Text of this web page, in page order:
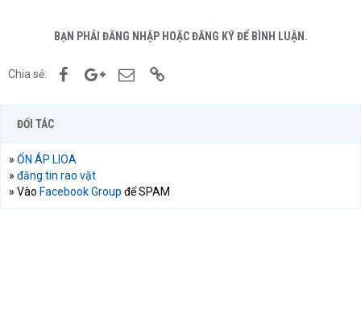
BẠN PHẢI ĐĂNG NHẬP HOẶC ĐĂNG KÝ ĐỂ BÌNH LUẬN.
Chia sẻ: FacebookGoogle+Email
ĐỐI TÁC
» ỔN ÁP LIOA
» đăng tin rao vặt
» Vào Facebook Group để SPAM